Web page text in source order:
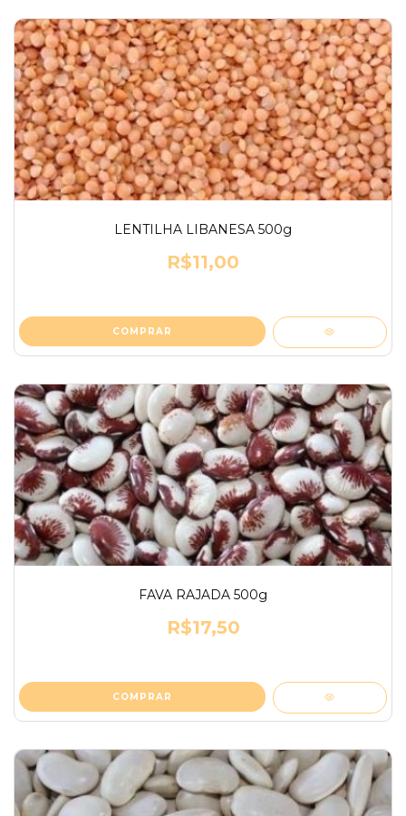
LENTILHA LIBANESA 500g
R$11,00
FAVA RAJADA 500g
R$17,50